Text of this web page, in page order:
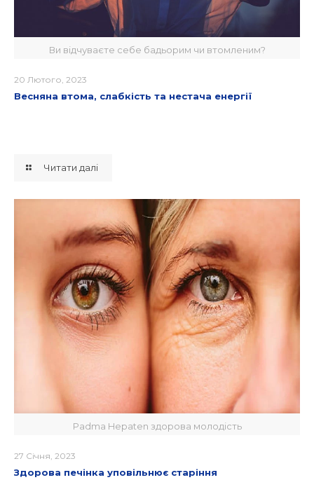
Ви відчуваєте себе бадьорим чи втомленим?
20 Лютого, 2023
Весняна втома, слабкість та нестача енергії
Читати далі
Padma Hepaten здорова молодість
27 Січня, 2023
Здорова печінка уповільнює старіння